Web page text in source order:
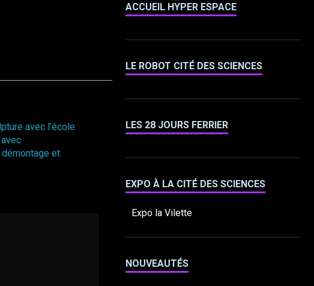
avec l’école
et
ACCUEIL HYPER ESPACE
LE ROBOT CITÉ DES SCIENCES
LES 28 JOURS FERRIER
EXPO À LA CITÉ DES SCIENCES
Expo la Vilette
NOUVEAUTÉS